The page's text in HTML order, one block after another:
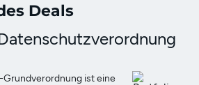
Deals
ist eine